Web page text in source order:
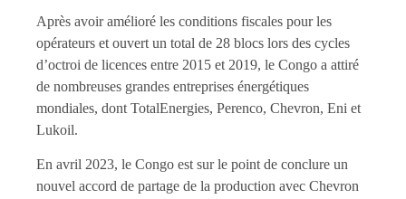
Après avoir amélioré les conditions fiscales pour les
opérateurs et ouvert un total de 28 blocs lors des cycles
d’octroi de licences entre 2015 et 2019, le Congo a attiré
de nombreuses grandes entreprises énergétiques
mondiales, dont TotalEnergies, Perenco, Chevron, Eni et
Lukoil.
En avril 2023, le Congo est sur le point de conclure un
nouvel accord de partage de la production avec Chevron